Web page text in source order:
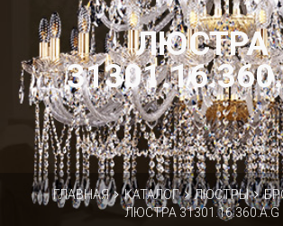
ЛЮСТРА
ГЛАВНАЯ КАТАЛОГ ЛЮСТРЫ
ЛЮСТРА 31301.16.360.A.G